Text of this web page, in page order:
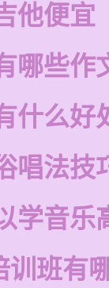
他便宜
哪些作
什么好
唱法技
学音乐
训班有